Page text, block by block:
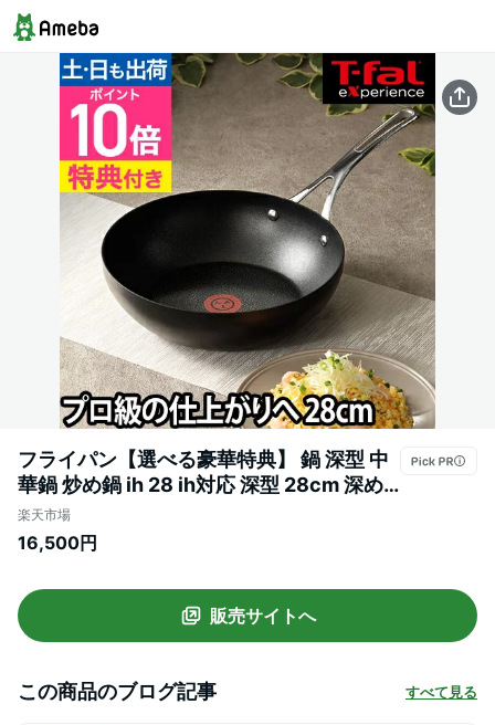
フライパン【選べる豪華特典】 鍋 深型 中
華鍋 炒め鍋 ih 28 ih対応 深型 28cm 深め
揚げ物 おすすめ オムライス おしゃれ 大き
い お弁当 アルミ 焦げ付かない 卵焼き 目玉
エンス＋ ウォックパン28cm E49819]
楽天市場
16,500円
販売サイトへ
この商品のブログ記事 すべて見る